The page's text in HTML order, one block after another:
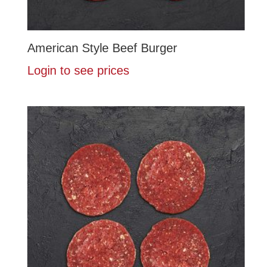
American Style Beef Burger
Login to see prices